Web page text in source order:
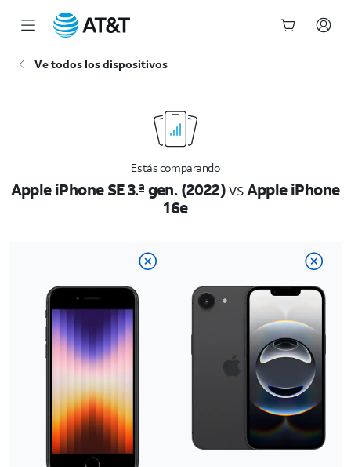
Ve todos los dispositivos
Estás comparando
Apple iPhone SE 3.ª gen. (2022)vsApple iPhone
16e